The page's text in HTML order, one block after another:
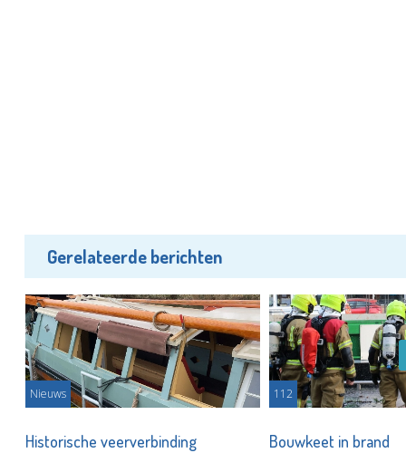
Gerelateerde berichten
Nieuws
Historische veerverbinding
112
Bouwkeet in brand